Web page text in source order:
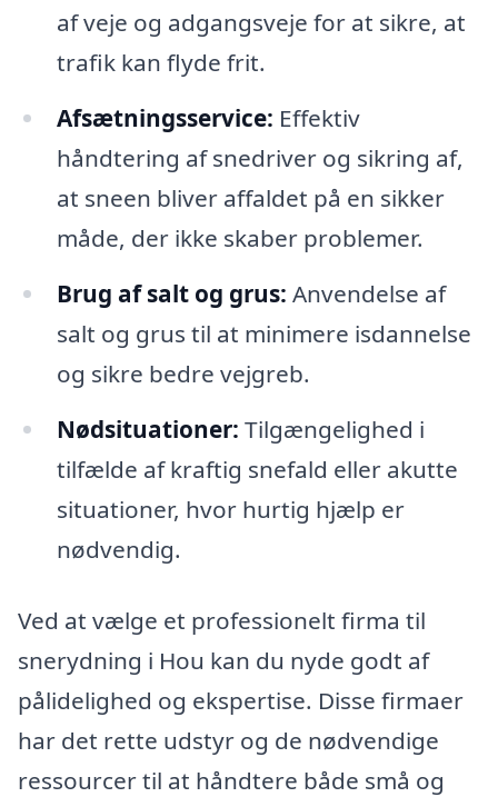
af veje og adgangsveje for at sikre, at
trafik kan flyde frit.
Afsætningsservice: Effektiv
håndtering af snedriver og sikring af,
at sneen bliver affaldet på en sikker
måde, der ikke skaber problemer.
Brug af salt og grus: Anvendelse af
salt og grus til at minimere isdannelse
og sikre bedre vejgreb.
Nødsituationer: Tilgængelighed i
tilfælde af kraftig snefald eller akutte
situationer, hvor hurtig hjælp er
nødvendig.
Ved at vælge et professionelt firma til
snerydning i Hou kan du nyde godt af
pålidelighed og ekspertise. Disse firmaer
har det rette udstyr og de nødvendige
ressourcer til at håndtere både små og